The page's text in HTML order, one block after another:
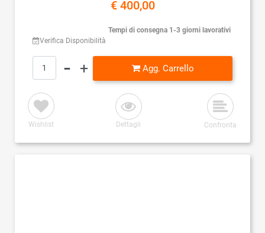
€ 400,00
Verifica Disponibilità
Tempi di consegna 1-3 giorni lavorativi
Quantità
Agg. Carrello
Wishlist Dettagli Confronta